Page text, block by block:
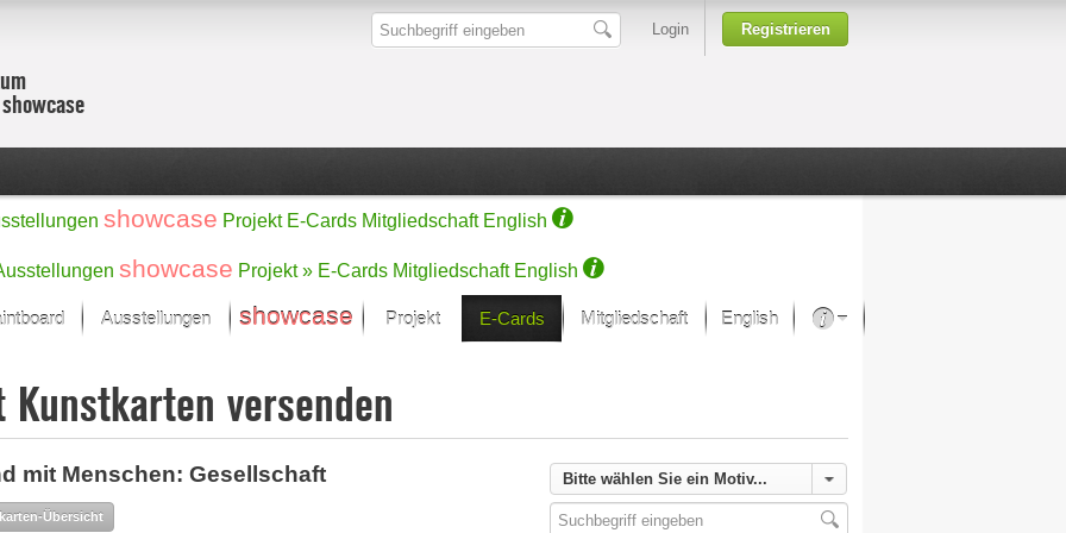
Login Registrieren
showcase Projekt E-Cards Mitgliedschaft English
showcase Projekt » E-Cards Mitgliedschaft English
im Fokus
Auswahl
Malerei
Skulptur/Plastik
Digital Art
Ausstellungen showcase Projekt
Ein Künstlerförderprojekt von Samsung
E-Cards Mitgliedschaft English
Kunsthäuser
Kunstkarten versenden
mit Menschen: Gesellschaft
Übersicht
Bitte wählen Sie ein Motiv...